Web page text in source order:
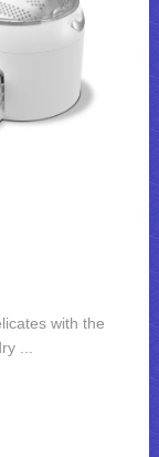
with the
...